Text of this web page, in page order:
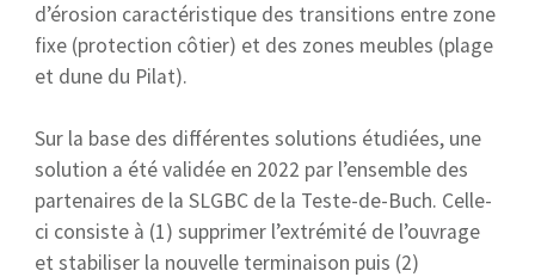
d’érosion caractéristique des transitions entre zone
fixe (protection côtier) et des zones meubles (plage
et dune du Pilat).
Sur la base des différentes solutions étudiées, une
solution a été validée en 2022 par l’ensemble des
partenaires de la SLGBC de la Teste-de-Buch. Celle-
ci consiste à (1) supprimer l’extrémité de l’ouvrage
et stabiliser la nouvelle terminaison puis (2)